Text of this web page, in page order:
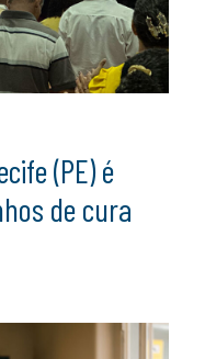
(PE) é
de cura